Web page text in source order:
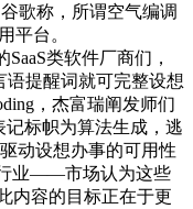
歌称，所谓空气编调
平台。
类软件厂商们，
提醒词就可完整设想
，杰富瑞阐发师们
记标帜为算法生成，逃
动设想办事的可用性
行业——市场认为这些
内容的目标正在于更